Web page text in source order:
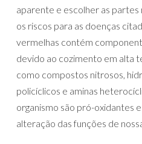
aparente e escolher as partes
os riscos para as doenças
vermelhas contém
devido ao cozimento em alta
como compostos nitrosos,
policíclicos e aminas
organismo são pró-oxidantes
alteração das funções de